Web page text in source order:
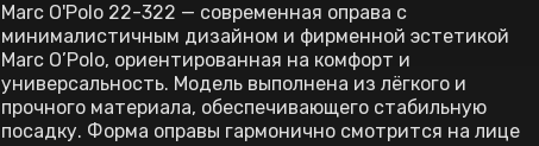
Marc O'Polo 22-322 — современная оправа с
минималистичным дизайном и фирменной эстетикой
Marc O’Polo, ориентированная на комфорт и
универсальность. Модель выполнена из лёгкого и
прочного материала, обеспечивающего стабильную
посадку. Форма оправы гармонично смотрится на лице